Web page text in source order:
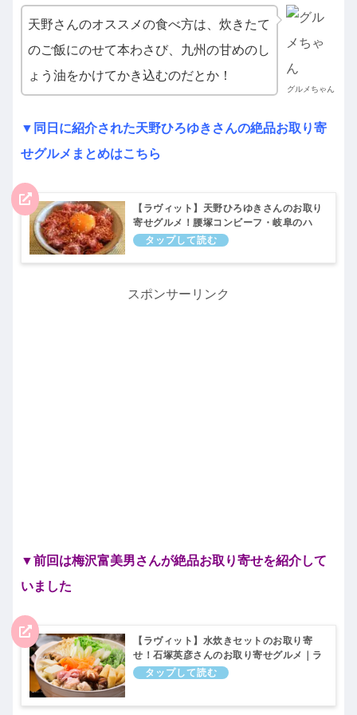
グルメちゃん
天野さんのオススメの食べ方は、炊きたて
のご飯にのせて本わさび、九州の甘めのし
ょう油をかけてかき込むのだとか！
▼同日に紹介された天野ひろゆきさんの絶品お取り寄
せグルメまとめはこちら
【ラヴィット】天野ひろゆきさんのお取り
寄せグルメ！腰塚コンビーフ・岐阜のハ
ム・六厘舎つけ麺・デニッシュパン｜一流
スポンサーリンク
▼前回は梅沢富美男さんが絶品お取り寄せを紹介して
いました
【ラヴィット】水炊きセットのお取り寄
せ！石塚英彦さんのお取り寄せグルメ｜ラ
ビット！10月21日